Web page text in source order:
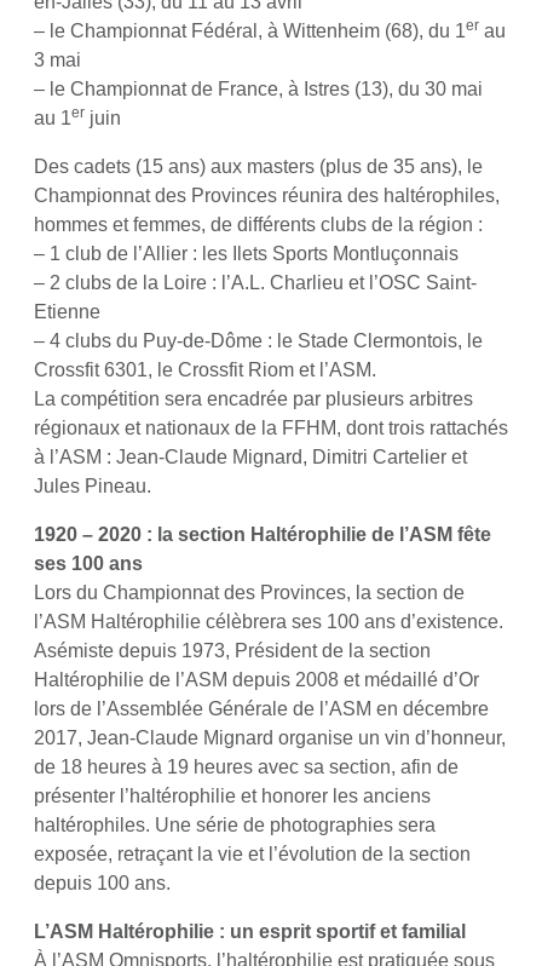
– le Championnat Fédéral, à Wittenheim (68), du 1er au
3 mai
– le Championnat de France, à Istres (13), du 30 mai
au 1er juin
Des cadets (15 ans) aux masters (plus de 35 ans), le
Championnat des Provinces réunira des haltérophiles,
hommes et femmes, de différents clubs de la région :
– 1 club de l’Allier : les Ilets Sports Montluçonnais
– 2 clubs de la Loire : l’A.L. Charlieu et l’OSC Saint-
Etienne
– 4 clubs du Puy-de-Dôme : le Stade Clermontois, le
Crossfit 6301, le Crossfit Riom et l’ASM.
La compétition sera encadrée par plusieurs arbitres
régionaux et nationaux de la FFHM, dont trois rattachés
à l’ASM : Jean-Claude Mignard, Dimitri Cartelier et
Jules Pineau.
1920 – 2020 : la section Haltérophilie de l’ASM fête
ses 100 ans
Lors du Championnat des Provinces, la section de
l’ASM Haltérophilie célèbrera ses 100 ans d’existence.
Asémiste depuis 1973, Président de la section
Haltérophilie de l’ASM depuis 2008 et médaillé d’Or
lors de l’Assemblée Générale de l’ASM en décembre
2017, Jean-Claude Mignard organise un vin d’honneur,
de 18 heures à 19 heures avec sa section, afin de
présenter l’haltérophilie et honorer les anciens
haltérophiles. Une série de photographies sera
exposée, retraçant la vie et l’évolution de la section
depuis 100 ans.
L’ASM Haltérophilie : un esprit sportif et familial
À l’ASM Omnisports, l’haltérophilie est pratiquée sous